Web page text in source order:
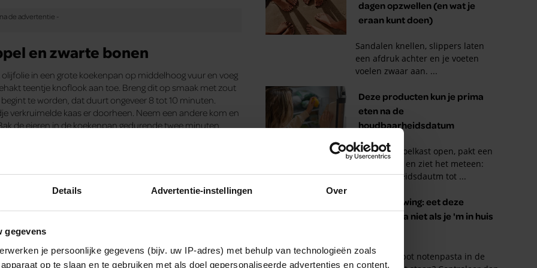
Details Advertentie-instellingen Over
gegevens
je persoonlijke gegevens (bijv. uw IP-adres) met behulp van technologieën zoals
op te slaan en te gebruiken met als doel gepersonaliseerde advertenties en content,
en zwarte bonen
in een grote koekenpan op middelhoog vuur en voeg
teentje knoflook aan toe. Breng dit op smaak met zout
te worden, dat duurt ongeveer 8 tot 10 minuten.
verkruimelde kaas er doorheen. Neem een andere kom en
de eieren in de koekenpan gedurende twee minuten.
de omelet dubbel. Herhaal hetzelfde met nog twee
keukenmachine, samen met 35 gram broodkruimels,
komijn, een theelepel zout, een theelepel peper en
zet de keukenmachine kort aan om alles samen te